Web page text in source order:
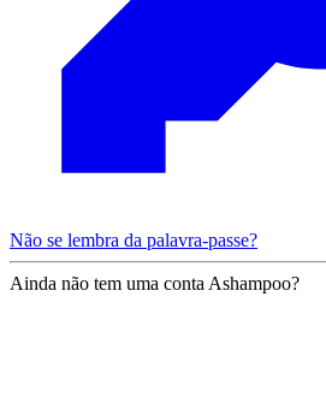
Não se lembra da palavra-passe?
Ainda não tem uma conta Ashampoo?